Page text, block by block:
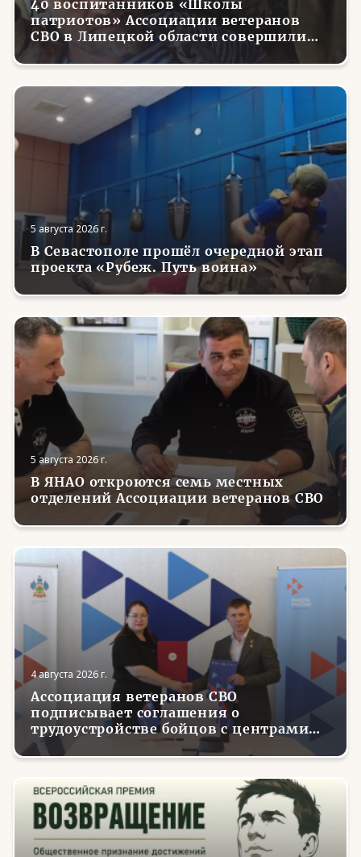
40 воспитанников «Школы
патриотов» Ассоциации ветеранов
СВО в Липецкой области совершили
первые парашютные прыжки
5 августа 2026 г.
В Севастополе прошёл очередной этап
проекта «Рубеж. Путь воина»
5 августа 2026 г.
В ЯНАО откроются семь местных
отделений Ассоциации ветеранов СВО
4 августа 2026 г.
Ассоциация ветеранов СВО
подписывает соглашения о
трудоустройстве бойцов с центрами
занятости в регионах России